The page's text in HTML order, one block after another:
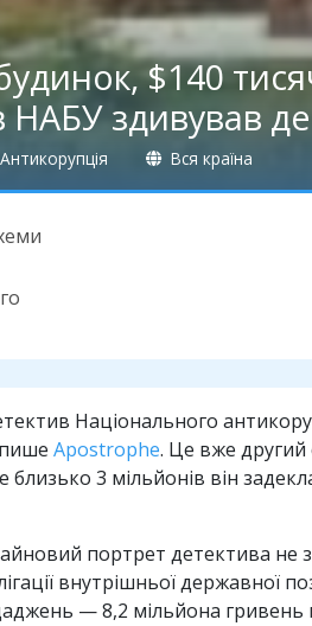
$140
НАБУ здивував
Антикорупція Вся країна
Національного
Apostrophe. Це вже другий
близько 3 мільйонів він
портрет детектива не
внутрішньої державної
— 8,2 мільйона гривень